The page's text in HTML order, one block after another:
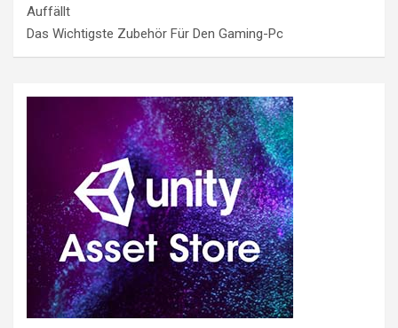
Auffällt
Das Wichtigste Zubehör Für Den Gaming-Pc